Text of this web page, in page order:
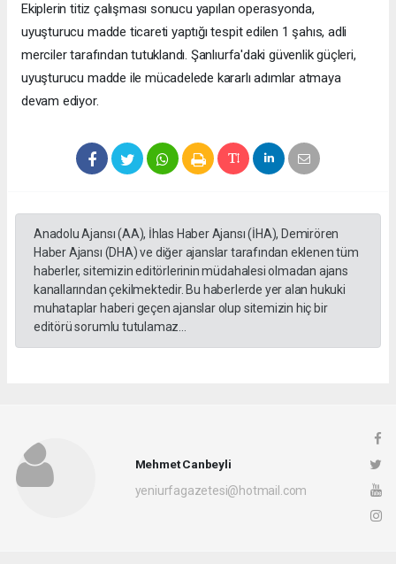
Ekiplerin titiz çalışması sonucu yapılan operasyonda,
uyuşturucu madde ticareti yaptığı tespit edilen 1 şahıs, adli
merciler tarafından tutuklandı. Şanlıurfa'daki güvenlik güçleri,
uyuşturucu madde ile mücadelede kararlı adımlar atmaya
devam ediyor.
Anadolu Ajansı (AA), İhlas Haber Ajansı (İHA), Demirören
Haber Ajansı (DHA) ve diğer ajanslar tarafından eklenen tüm
haberler, sitemizin editörlerinin müdahalesi olmadan ajans
kanallarından çekilmektedir. Bu haberlerde yer alan hukuki
muhataplar haberi geçen ajanslar olup sitemizin hiç bir
editörü sorumlu tutulamaz...
Mehmet Canbeyli
yeniurfagazetesi@hotmail.com